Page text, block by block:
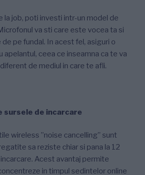
la job, poti investi intr-un model de
va sti care este vocea ta si
pe fundal. In acest fel, asiguri o
apelantul, ceea ce inseamna ca te va
de mediul in care te afli.
sursele de incarcare
wireless ”noise cancelling’’ sunt
sa reziste chiar si pana la 12
Acest avantaj permite
in timpul sedintelor online